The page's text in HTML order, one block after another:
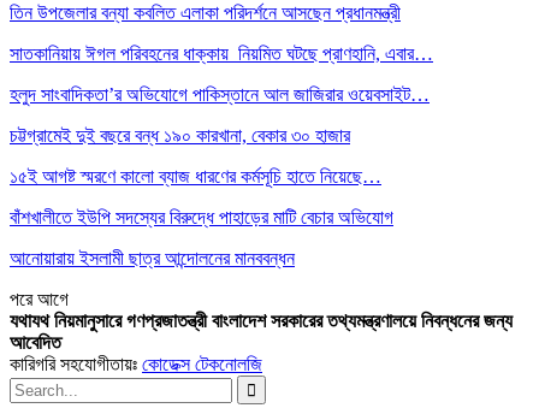
তিন উপজেলার বন্যা কবলিত এলাকা পরিদর্শনে আসছেন প্রধানমন্ত্রী
সাতকানিয়ায় ঈগল পরিবহনের ধাক্কায় নিয়মিত ঘটছে প্রাণহানি, এবার…
হলুদ সাংবাদিকতা’র অভিযোগে পাকিস্তানে আল জাজিরার ওয়েবসাইট…
চট্টগ্রামেই দুই বছরে বন্ধ ১৯০ কারখানা, বেকার ৩০ হাজার
১৫ই আগষ্ট স্মরণে কালো ব্যাজ ধারণের কর্মসূচি হাতে নিয়েছে…
বাঁশখালীতে ইউপি সদস্যের বিরুদ্ধে পাহাড়ের মাটি বেচার অভিযোগ
আনোয়ারায় ইসলামী ছাত্র আন্দোলনের মানববন্ধন
পরেআগে
যথাযথ নিয়মানুসারে গণপ্রজাতন্ত্রী বাংলাদেশ সরকারের তথ্যমন্ত্রণালয়ে নিবন্ধনের জন্য
আবেদিত
কারিগরি সহযোগীতায়ঃ কোডেক্স টেকনোলজি